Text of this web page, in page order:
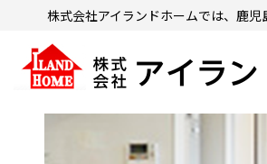
株式会社アイランドホームでは、鹿